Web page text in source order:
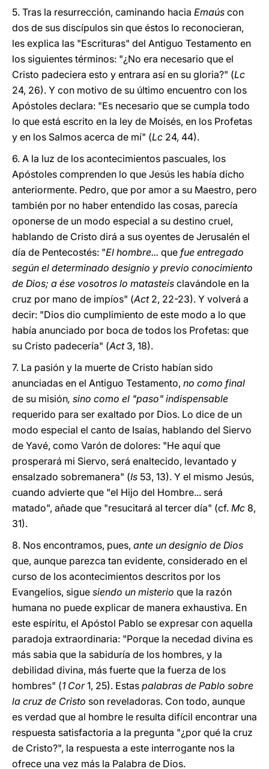
5. Tras la resurrección, caminando hacia Emaús con
dos de sus discípulos sin que éstos lo reconocieran,
les explica las "Escrituras" del Antiguo Testamento en
los siguientes términos: "¿No era necesario que el
Cristo padeciera esto y entrara así en su gloria?" (Lc
24, 26). Y con motivo de su último encuentro con los
Apóstoles declara: "Es necesario que se cumpla todo
lo que está escrito en la ley de Moisés, en los Profetas
y en los Salmos acerca de mí" (Lc 24, 44).
6. A la luz de los acontecimientos pascuales, los
Apóstoles comprenden lo que Jesús les había dicho
anteriormente. Pedro, que por amor a su Maestro, pero
también por no haber entendido las cosas, parecía
oponerse de un modo especial a su destino cruel,
hablando de Cristo dirá a sus oyentes de Jerusalén el
día de Pentecostés: "El hombre... que fue entregado
según el determinado designio y previo conocimiento
de Dios; a ése vosotros lo matasteis clavándole en la
cruz por mano de impíos" (Act 2, 22-23). Y volverá a
decir: "Dios dio cumplimiento de este modo a lo que
había anunciado por boca de todos los Profetas: que
su Cristo padecería" (Act3, 18).
7. La pasión y la muerte de Cristo habían sido
anunciadas en el Antiguo Testamento, no como final
de su misión, sino como el "paso" indispensable
requerido para ser exaltado por Dios. Lo dice de un
modo especial el canto de Isaías, hablando del Siervo
de Yavé, como Varón de dolores: "He aquí que
prosperará mi Siervo, será enaltecido, levantado y
ensalzado sobremanera" (Is 53, 13). Y el mismo Jesús,
cuando advierte que "el Hijo del Hombre... será
matado", añade que "resucitará al tercer día" (cf. Mc 8,
31).
8. Nos encontramos, pues, ante un designio de Dios
que, aunque parezca tan evidente, considerado en el
curso de los acontecimientos descritos por los
Evangelios, sigue siendo un misterio que la razón
humana no puede explicar de manera exhaustiva. En
este espíritu, el Apóstol Pablo se expresar con aquella
paradoja extraordinaria: "Porque la necedad divina es
más sabia que la sabiduría de los hombres, y la
debilidad divina, más fuerte que la fuerza de los
hombres" (1 Cor1, 25). Estas palabras de Pablo sobre
la cruz de Cristo son reveladoras. Con todo, aunque
es verdad que al hombre le resulta difícil encontrar una
respuesta satisfactoria a la pregunta "¿por qué la cruz
de Cristo?", la respuesta a este interrogante nos la
ofrece una vez más la Palabra de Dios.